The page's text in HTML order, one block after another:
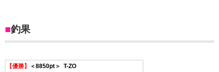
■釣果
【優勝】 ＜8850pt＞ T-ZO